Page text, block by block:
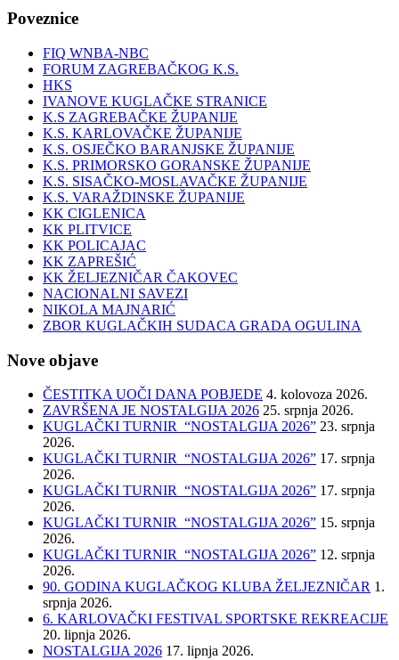
Poveznice
FIQ WNBA-NBC
FORUM ZAGREBAČKOG K.S.
HKS
IVANOVE KUGLAČKE STRANICE
K.S ZAGREBAČKE ŽUPANIJE
K.S. KARLOVAČKE ŽUPANIJE
K.S. OSJEČKO BARANJSKE ŽUPANIJE
K.S. PRIMORSKO GORANSKE ŽUPANIJE
K.S. SISAČKO-MOSLAVAČKE ŽUPANIJE
K.S. VARAŽDINSKE ŽUPANIJE
KK CIGLENICA
KK PLITVICE
KK POLICAJAC
KK ZAPREŠIĆ
KK ŽELJEZNIČAR ČAKOVEC
NACIONALNI SAVEZI
NIKOLA MAJNARIĆ
ZBOR KUGLAČKIH SUDACA GRADA OGULINA
Nove objave
ČESTITKA UOČI DANA POBJEDE 4. kolovoza 2026.
ZAVRŠENA JE NOSTALGIJA 2026 25. srpnja 2026.
KUGLAČKI TURNIR “NOSTALGIJA 2026” 23. srpnja
2026.
KUGLAČKI TURNIR “NOSTALGIJA 2026” 17. srpnja
2026.
KUGLAČKI TURNIR “NOSTALGIJA 2026” 17. srpnja
2026.
KUGLAČKI TURNIR “NOSTALGIJA 2026” 15. srpnja
2026.
KUGLAČKI TURNIR “NOSTALGIJA 2026” 12. srpnja
2026.
90. GODINA KUGLAČKOG KLUBA ŽELJEZNIČAR 1.
srpnja 2026.
6. KARLOVAČKI FESTIVAL SPORTSKE REKREACIJE
20. lipnja 2026.
NOSTALGIJA 2026 17. lipnja 2026.